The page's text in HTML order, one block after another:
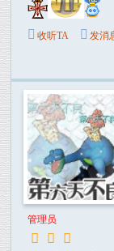
收听TA 发消
管理员